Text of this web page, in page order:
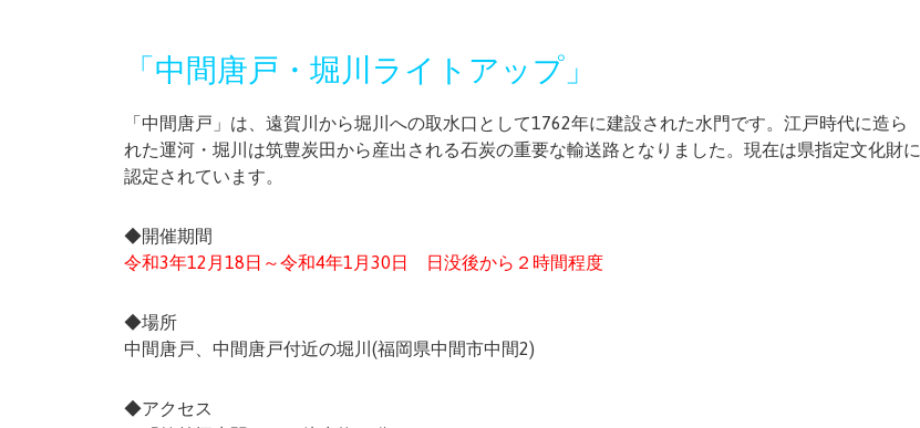
「中間唐戸・堀川ライトアップ」
「中間唐戸」は、遠賀川から堀川への取水口として1762年に建設された水門です。江戸時代に造ら
れた運河・堀川は筑豊炭田から産出される石炭の重要な輸送路となりました。現在は県指定文化財に
認定されています。
◆開催期間
令和3年12月18日～令和4年1月30日 日没後から２時間程度
◆場所
中間唐戸、中間唐戸付近の堀川(福岡県中間市中間2)
◆アクセス